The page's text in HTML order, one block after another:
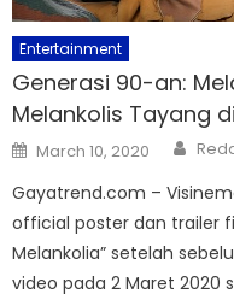
Entertainment
Generasi 90-an:
Melankolis Tayang
Posted
on
March 10, 2020
Gayatrend.com –
official poster dan trailer
Melankolia” setelah
video pada 2 Maret 2020